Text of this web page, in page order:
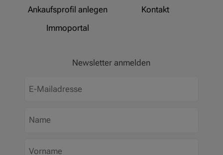
Ankaufsprofil anlegen
Immoportal
Kontakt
Newsletter anmelden